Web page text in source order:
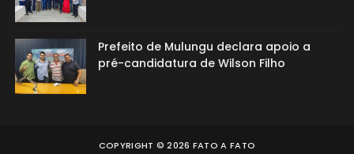
Prefeito de Mulungu declara apoio a
pré-candidatura de Wilson Filho
COPYRIGHT ©2026 FATO A FATO